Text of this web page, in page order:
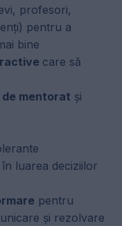
profesori,
pentru a
bine
care să
mentorat și
luarea deciziilor
pentru
și rezolvare